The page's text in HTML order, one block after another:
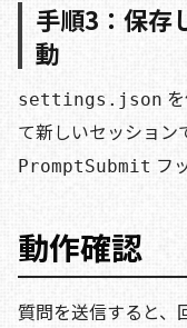
手順3：保存
動
settings.json
て新しいセッション
PromptSubmit フ
動作確認
質問を送信すると、